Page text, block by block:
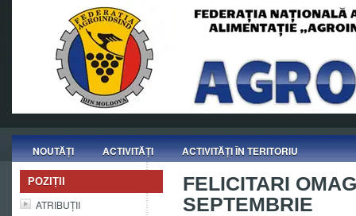
NOUTĂȚI ACTIVITĂȚI ACTIVITĂȚI ÎN TERITORIU
POZIȚII
ATRIBUȚII
FELICITARI
SEPTEMBRIE